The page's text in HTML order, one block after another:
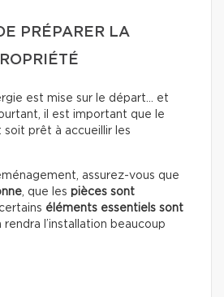
PRÉPARER LA
est mise sur le départ… et
il est important que le
prêt à accueillir les
assurez-vous que
, que les pièces sont
éléments essentiels sont
rendra l’installation beaucoup